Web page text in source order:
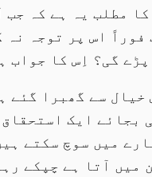
کا مطلب یہ ہے کہ
فوراً اس پر توجہ
گی؟ اِس کا جواب
خیال سے گھبرا گئے
بجائے ایک
میں سوچ سکتے
میں آتا ہے چپکے